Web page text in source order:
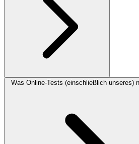
Was Online-Tests (einschließlich unseres)